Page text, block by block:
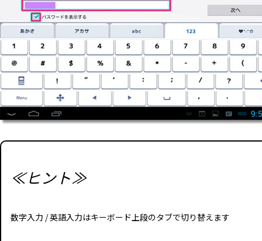
≪ヒント≫
数字入力 / 英語入力はキーボード上段のタブで切り替えます